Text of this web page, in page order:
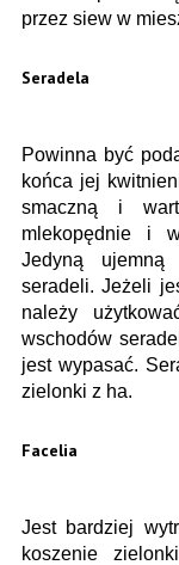
przez siew w
Seradela
Powinna być
końca jej
smaczną i
mlekopędnie i
Jedyną ujemną
seradeli. Jeżeli
należy
wschodów
jest wypasać.
zielonki z ha.
Facelia
Jest bardziej
koszenie